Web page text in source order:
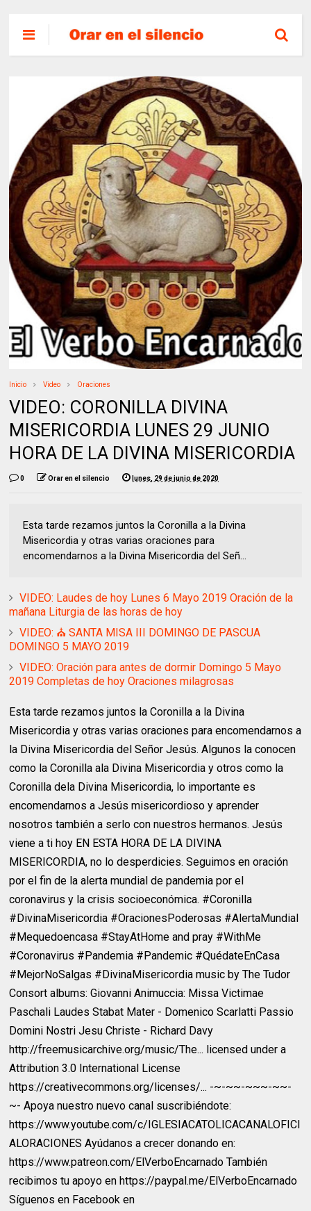
Inicio Video Oraciones
VIDEO: CORONILLA DIVINA
MISERICORDIA LUNES 29 JUNIO
HORA DE LA DIVINA MISERICORDIA
0 Orar en el silencio lunes, 29 de junio de 2020
Esta tarde rezamos juntos la Coronilla a la Divina
Misericordia y otras varias oraciones para
encomendarnos a la Divina Misericordia del Señ...
VIDEO: Laudes de hoy Lunes 6 Mayo 2019 Oración de la
mañana Liturgia de las horas de hoy
VIDEO: ⛪ SANTA MISA III DOMINGO DE PASCUA
DOMINGO 5 MAYO 2019
VIDEO: Oración para antes de dormir Domingo 5 Mayo
2019 Completas de hoy Oraciones milagrosas
Esta tarde rezamos juntos la Coronilla a la Divina
Misericordia y otras varias oraciones para encomendarnos a
la Divina Misericordia del Señor Jesús. Algunos la conocen
como la Coronilla ala Divina Misericordia y otros como la
Coronilla dela Divina Misericordia, lo importante es
encomendarnos a Jesús misericordioso y aprender
nosotros también a serlo con nuestros hermanos. Jesús
viene a ti hoy EN ESTA HORA DE LA DIVINA
MISERICORDIA, no lo desperdicies. Seguimos en oración
por el fin de la alerta mundial de pandemia por el
coronavirus y la crisis socioeconómica. #Coronilla
#DivinaMisericordia #OracionesPoderosas #AlertaMundial
#Mequedoencasa #StayAtHome and pray #WithMe
#Coronavirus #Pandemia #Pandemic #QuédateEnCasa
#MejorNoSalgas #DivinaMisericordia music by The Tudor
Consort albums: Giovanni Animuccia: Missa Victimae
Paschali Laudes Stabat Mater - Domenico Scarlatti Passio
Domini Nostri Jesu Christe - Richard Davy
http://freemusicarchive.org/music/The... licensed under a
Attribution 3.0 International License
https://creativecommons.org/licenses/... -~-~~-~~~-~~-
~- Apoya nuestro nuevo canal suscribiéndote:
https://www.youtube.com/c/IGLESIACATOLICACANALOFICI
ALORACIONES Ayúdanos a crecer donando en:
https://www.patreon.com/ElVerboEncarnado También
recibimos tu apoyo en https://paypal.me/ElVerboEncarnado
Síguenos en Facebook en